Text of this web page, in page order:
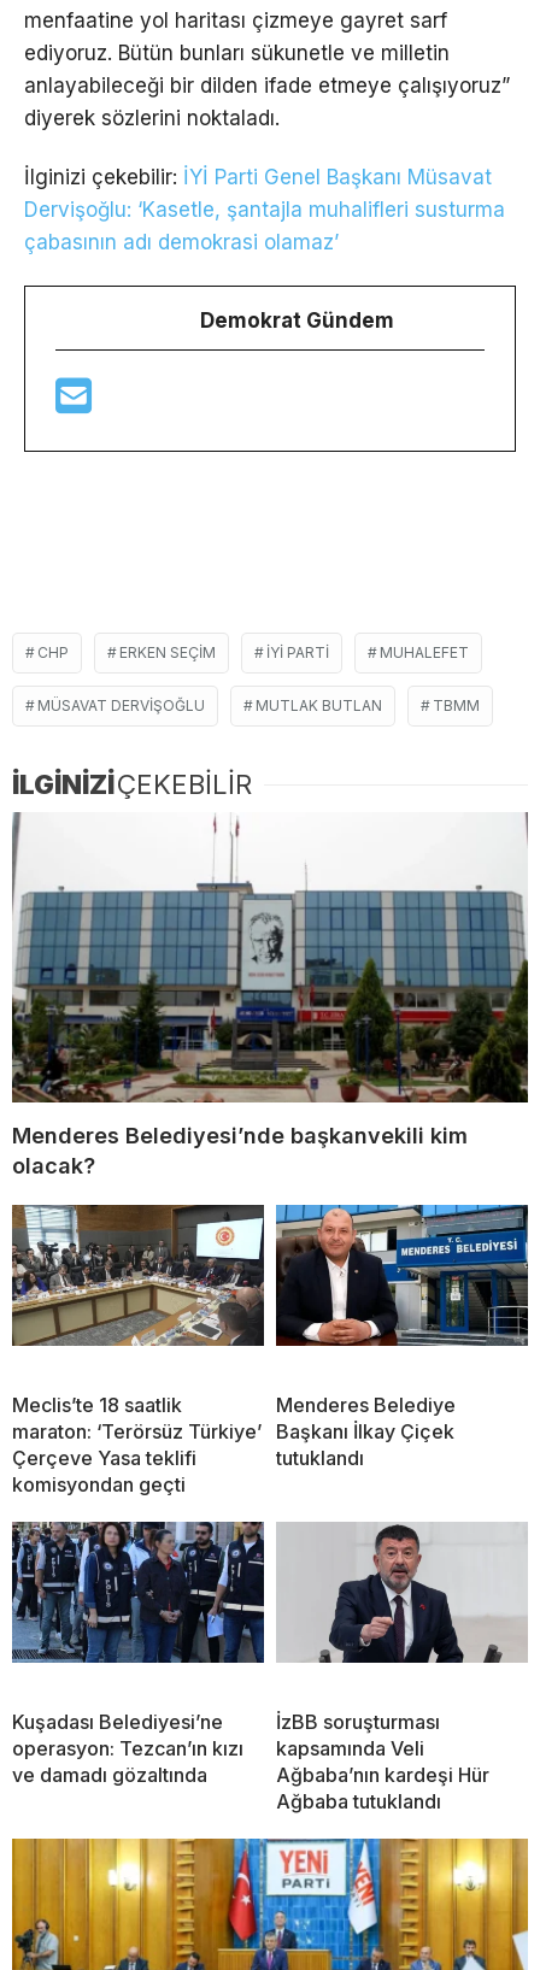
menfaatine yol haritası çizmeye gayret sarf
ediyoruz. Bütün bunları sükunetle ve milletin
anlayabileceği bir dilden ifade etmeye çalışıyoruz”
diyerek sözlerini noktaladı.
İlginizi çekebilir: İYİ Parti Genel Başkanı Müsavat
Dervişoğlu: ‘Kasetle, şantajla muhalifleri susturma
çabasının adı demokrasi olamaz’
Demokrat Gündem
CHP ERKEN SEÇIM İYİ PARTI MUHALEFET
MÜSAVAT DERVIŞOĞLU MUTLAK BUTLAN TBMM
İLGİNİZİÇEKEBİLİR
Menderes Belediyesi’nde başkanvekili kim
olacak?
Meclis’te 18 saatlik
maraton: ‘Terörsüz Türkiye’
Çerçeve Yasa teklifi
komisyondan geçti
Menderes Belediye
Başkanı İlkay Çiçek
tutuklandı
Kuşadası Belediyesi’ne
operasyon: Tezcan’ın kızı
ve damadı gözaltında
İzBB soruşturması
kapsamında Veli
Ağbaba’nın kardeşi Hür
Ağbaba tutuklandı